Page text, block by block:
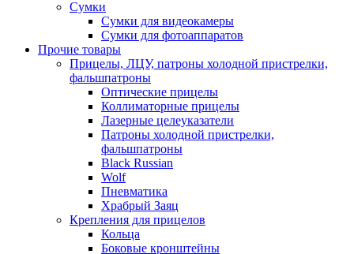
Сумки
Сумки для видеокамеры
Сумки для фотоаппаратов
Прочие товары
Прицелы, ЛЦУ, патроны холодной пристрелки,
фальшпатроны
Оптические прицелы
Коллиматорные прицелы
Лазерные целеуказатели
Патроны холодной пристрелки,
фальшпатроны
Black Russian
Wolf
Пневматика
Храбрый Заяц
Крепления для прицелов
Кольца
Боковые кронштейны